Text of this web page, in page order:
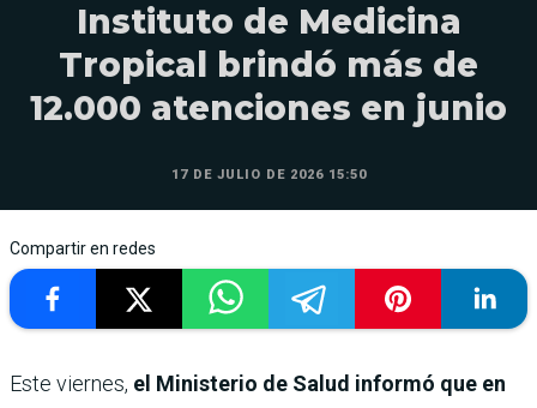
Instituto de Medicina
Tropical brindó más de
12.000 atenciones en junio
17 DE JULIO DE 2026 15:50
Compartir en redes
Este viernes, el Ministerio de Salud informó que en